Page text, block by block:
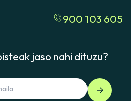
900 103 605
jaso nahi dituzu?